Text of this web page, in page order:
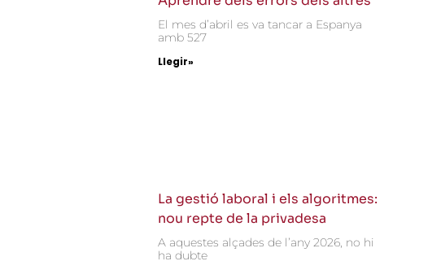
El mes d’abril es va tancar a Espanya
amb 527
Llegir»
La gestió laboral i els algoritmes:
nou repte de la privadesa
A aquestes alçades de l’any 2026, no hi
ha dubte